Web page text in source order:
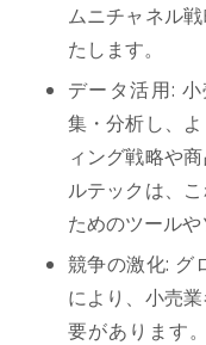
ムニチャネル
たします。
データ活用:
集・分析し、
ィング戦略や
ルテックは、
ためのツールや
競争の激化: グ
により、小売
要があります